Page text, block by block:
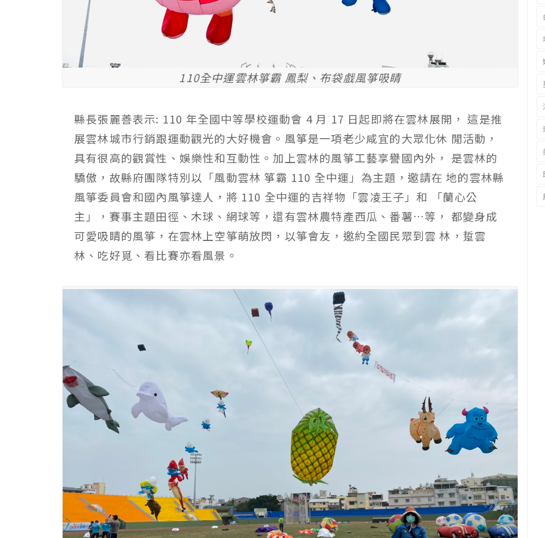
110全中運雲林箏霸 鳳梨、布袋戲風箏吸睛
縣長張麗善表示: 110 年全國中等學校運動會 4 月 17 日起即將在雲林展開， 這是推
展雲林城市行銷跟運動觀光的大好機會。風箏是一項老少咸宜的大眾化休 閒活動，
具有很高的觀賞性、娛樂性和互動性。加上雲林的風箏工藝享譽國內外， 是雲林的
驕傲，故縣府團隊特別以「風動雲林 箏霸 110 全中運」為主題，邀請在 地的雲林縣
風箏委員會和國內風箏達人，將 110 全中運的吉祥物「雲凌王子」和 「蘭心公
主」，賽事主題田徑、木球、網球等，還有雲林農特產西瓜、番薯…等， 都變身成
可愛吸睛的風箏，在雲林上空箏萌放閃，以箏會友，邀約全國民眾到雲 林，踅雲
林、吃好覓、看比賽亦看風景。